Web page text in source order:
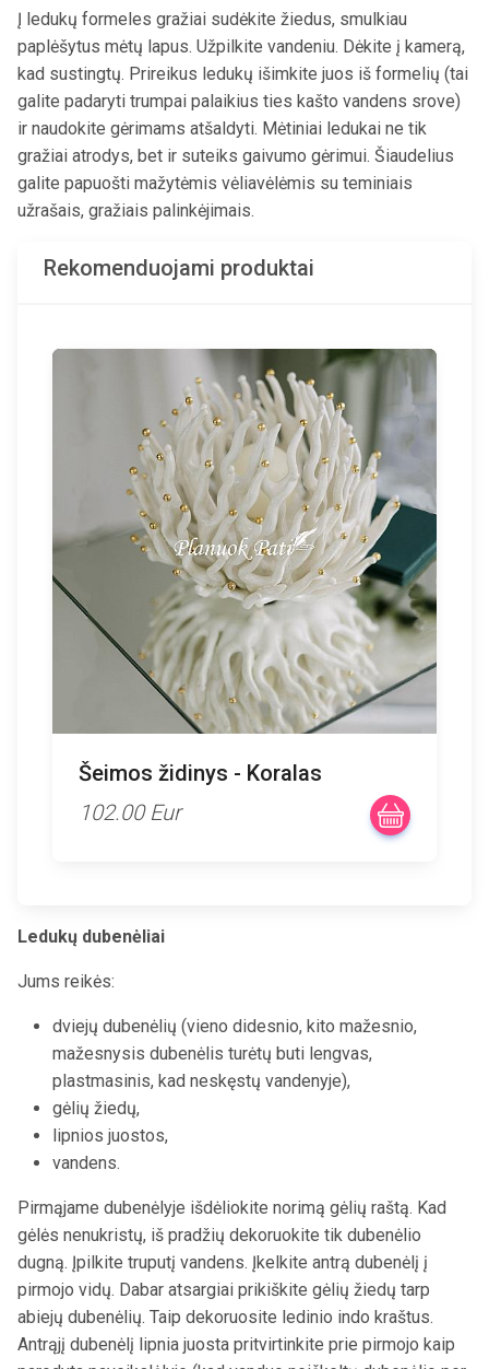
Į ledukų formeles gražiai sudėkite žiedus, smulkiau
paplėšytus mėtų lapus. Užpilkite vandeniu. Dėkite į kamerą,
kad sustingtų. Prireikus ledukų išimkite juos iš formelių (tai
galite padaryti trumpai palaikius ties kašto vandens srove)
ir naudokite gėrimams atšaldyti. Mėtiniai ledukai ne tik
gražiai atrodys, bet ir suteiks gaivumo gėrimui. Šiaudelius
galite papuošti mažytėmis vėliavėlėmis su teminiais
užrašais, gražiais palinkėjimais.
Rekomenduojami produktai
Šeimos židinys - Koralas
102.00 Eur
Ledukų dubenėliai
Jums reikės:
dviejų dubenėlių (vieno didesnio, kito mažesnio,
mažesnysis dubenėlis turėtų buti lengvas,
plastmasinis, kad neskęstų vandenyje),
gėlių žiedų,
lipnios juostos,
vandens.
Pirmąjame dubenėlyje išdėliokite norimą gėlių raštą. Kad
gėlės nenukristų, iš pradžių dekoruokite tik dubenėlio
dugną. Įpilkite truputį vandens. Įkelkite antrą dubenėlį į
pirmojo vidų. Dabar atsargiai prikiškite gėlių žiedų tarp
abiejų dubenėlių. Taip dekoruosite ledinio indo kraštus.
Antrąjį dubenėlį lipnia juosta pritvirtinkite prie pirmojo kaip